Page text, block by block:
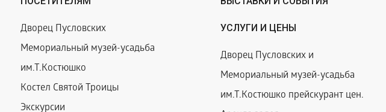
Дворец Пусловских
Мемориальный музей-усадьба
им.Т.Костюшко
Костел Святой Троицы
Экскурсии
УСЛУГИ И ЦЕНЫ
Дворец Пусловских и
Мемориальный музей-усадьба
им.Т.Костюшко прейскурант цен.